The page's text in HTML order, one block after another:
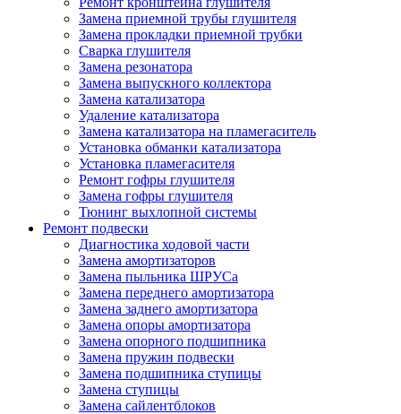
Замена приемной трубы глушителя
Замена прокладки приемной трубки
Сварка глушителя
Замена резонатора
Замена выпускного коллектора
Замена катализатора
Удаление катализатора
Замена катализатора на пламегаситель
Установка обманки катализатора
Установка пламегасителя
Ремонт гофры глушителя
Замена гофры глушителя
Тюнинг выхлопной системы
Ремонт подвески
Диагностика ходовой части
Замена амортизаторов
Замена пыльника ШРУСа
Замена переднего амортизатора
Замена заднего амортизатора
Замена опоры амортизатора
Замена опорного подшипника
Замена пружин подвески
Замена подшипника ступицы
Замена ступицы
Замена сайлентблоков